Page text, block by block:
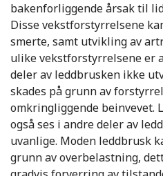
bakenforliggende årsak til
Disse vekstforstyrrelsene
smerte, samt utvikling av
ulike vekstforstyrrelsene er
deler av leddbrusken ikke
skades på grunn av
omkringliggende beinvevet.
også ses i andre deler av
uvanlige. Moden leddbrusk
grunn av overbelastning,